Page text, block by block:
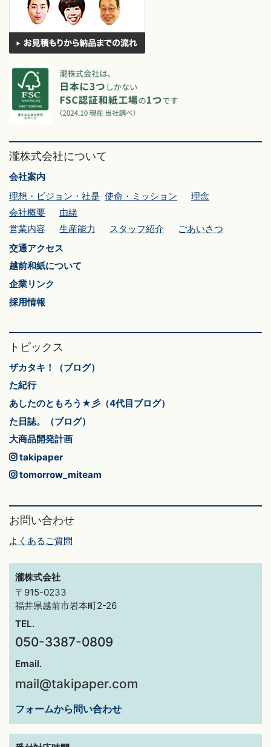
瀧株式会社について
会社案内
理想・ビジョン・社是 使命・ミッション
理念
会社概要
由緒
営業内容
生産能力 スタッフ紹介
ごあいさつ
交通アクセス
越前和紙について
企業リンク
採用情報
トピックス
ザカタキ！（ブログ）
た紀行
あしたのともろう★彡（4代目ブログ）
た日誌。（ブログ）
大商品開発計画
takipaper
tomorrow_miteam
お問い合わせ
よくあるご質問
瀧株式会社
〒915-0233
福井県越前市岩本町2-26
TEL.
050-3387-0809
Email.
mail@takipaper.com
フォームから問い合わせ